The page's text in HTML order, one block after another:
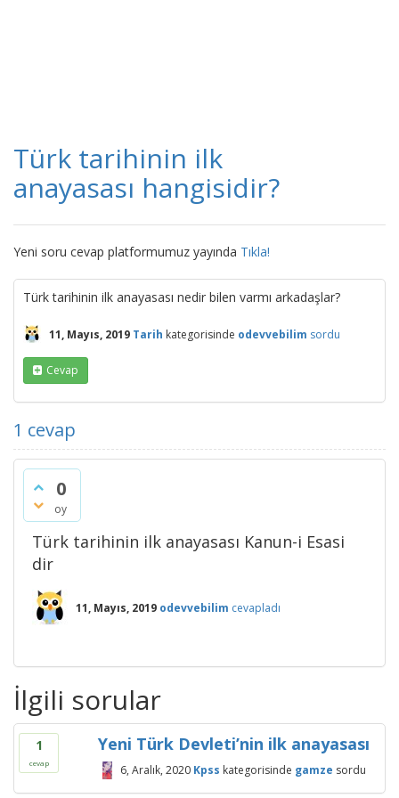
Türk tarihinin ilk
anayasası hangisidir?
Yeni soru cevap platformumuz yayında Tıkla!
Türk tarihinin ilk anayasası nedir bilen varmı arkadaşlar?
11, Mayıs, 2019 Tarih kategorisinde odevvebilim sordu
Cevap
1 cevap
0
oy
Türk tarihinin ilk anayasası Kanun-i Esasi
dir
11, Mayıs, 2019 odevvebilim cevapladı
İlgili sorular
1
cevap
Yeni Türk Devleti’nin ilk anayasası
6, Aralık, 2020 Kpss kategorisinde gamze sordu